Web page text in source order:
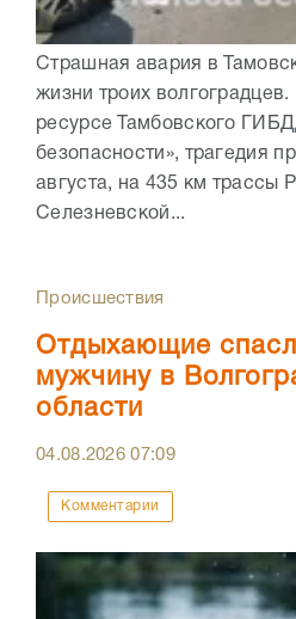
Страшная авария в
жизни троих
ресурсе Тамбовского
безопасности», трагедия
августа, на 435 км трассы
Селезневской...
Происшествия
Отдыхающие
мужчину в
области
04.08.202607:09
Комментарии